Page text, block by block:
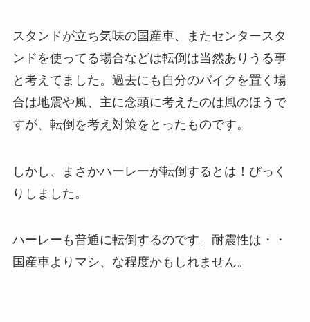
スタンドが立ち気味の国産車、またセンタースタ
ンドを使ってる場合などは転倒は当然ありうる事
と考えてました。過去にも自分のバイクを置く場
合は地震や風、主に念頭に考えたのは風のほうで
すが、転倒を考え対策をとったものです。
しかし、まさかハーレーが転倒するとは！びっく
りしました。
ハーレーも普通に転倒するのです。耐震性は・・
国産車よりマシ、な程度かもしれません。